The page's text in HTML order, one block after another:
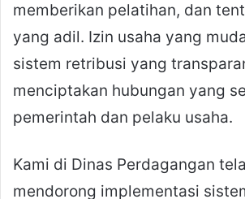
memberikan pelatihan, dan
yang adil. Izin usaha yang
sistem retribusi yang
menciptakan hubungan yang
pemerintah dan pelaku usaha.
Kami di Dinas Perdagangan
mendorong implementasi